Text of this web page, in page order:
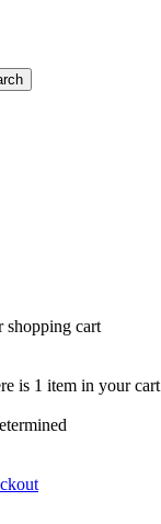
shopping cart
is 1 item in your